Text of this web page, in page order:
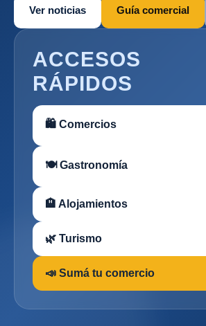
Ver noticias Guía comercial
ACCESOS
RÁPIDOS
🛍 Comercios
🍽 Gastronomía
🏨 Alojamientos
🌿 Turismo
📣 Sumá tu comercio